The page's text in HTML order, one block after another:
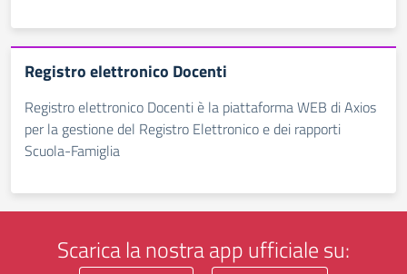
Registro elettronico Docenti
Registro elettronico Docenti è la piattaforma WEB di Axios
per la gestione del Registro Elettronico e dei rapporti
Scuola-Famiglia
Scarica la nostra app ufficiale su: